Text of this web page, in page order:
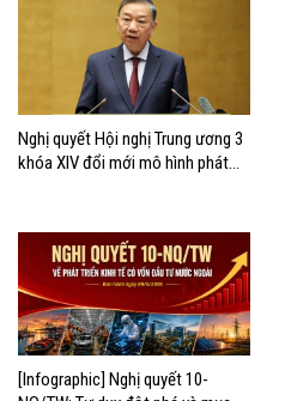
Nghị quyết Hội nghị Trung ương 3
khóa XIV đổi mới mô hình phát
[Infographic] Nghị quyết 10-